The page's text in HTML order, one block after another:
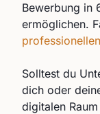
Bewerbung in
ermöglichen.
Solltest du
dich oder
digitalen